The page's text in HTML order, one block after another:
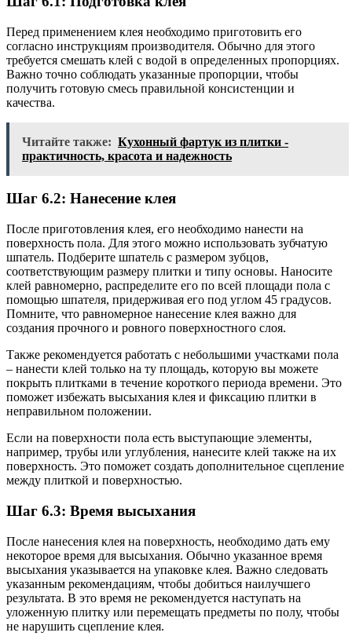
Перед применением клея необходимо приготовить его
согласно инструкциям производителя. Обычно для этого
требуется смешать клей с водой в определенных пропорциях.
Важно точно соблюдать указанные пропорции, чтобы
получить готовую смесь правильной консистенции и
качества.
Читайте также: Кухонный фартук из плитки -
практичность, красота и надежность
Шаг 6.2: Нанесение клея
После приготовления клея, его необходимо нанести на
поверхность пола. Для этого можно использовать зубчатую
шпатель. Подберите шпатель с размером зубцов,
соответствующим размеру плитки и типу основы. Наносите
клей равномерно, распределите его по всей площади пола с
помощью шпателя, придерживая его под углом 45 градусов.
Помните, что равномерное нанесение клея важно для
создания прочного и ровного поверхностного слоя.
Также рекомендуется работать с небольшими участками пола
– нанести клей только на ту площадь, которую вы можете
покрыть плитками в течение короткого периода времени. Это
поможет избежать высыхания клея и фиксацию плитки в
неправильном положении.
Если на поверхности пола есть выступающие элементы,
например, трубы или углубления, нанесите клей также на их
поверхность. Это поможет создать дополнительное сцепление
между плиткой и поверхностью.
Шаг 6.3: Время высыхания
После нанесения клея на поверхность, необходимо дать ему
некоторое время для высыхания. Обычно указанное время
высыхания указывается на упаковке клея. Важно следовать
указанным рекомендациям, чтобы добиться наилучшего
результата. В это время не рекомендуется наступать на
уложенную плитку или перемещать предметы по полу, чтобы
не нарушить сцепление клея.